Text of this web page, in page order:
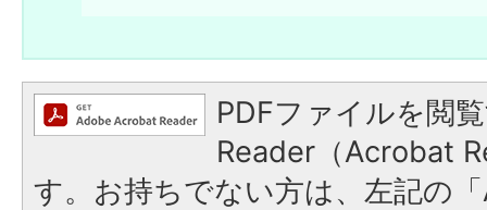
PDFファイルを閲
Reader（Acrobat
す。お持ちでない方は、左記の